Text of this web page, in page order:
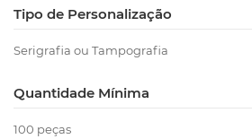
Tipo de Personalização
Serigrafia ou Tampografia
Quantidade Mínima
100 peças